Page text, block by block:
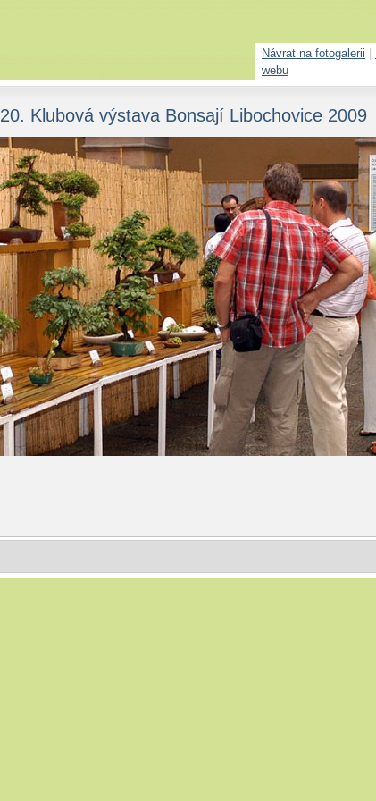
Návrat na fotogalerii
webu
20. Klubová výstava Bonsají Libochovice 2009